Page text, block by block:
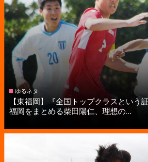
ゆるネタ
【東福岡】『全国トップクラスという
福岡をまとめる柴田陽仁、理想の...